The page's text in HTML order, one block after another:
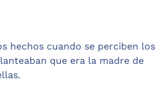
hechos cuando se perciben los
que era la madre de